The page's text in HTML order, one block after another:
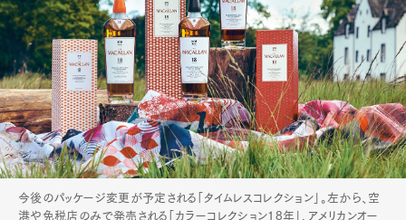
Official Columnist
About
Contact
Pen Meet
Pen international Pen tw
今後のパッケージ変更が予定される「タイムレスコレクション」。左から、空
港や免税店のみで発売される「カラーコレクション18年」、アメリカンオー